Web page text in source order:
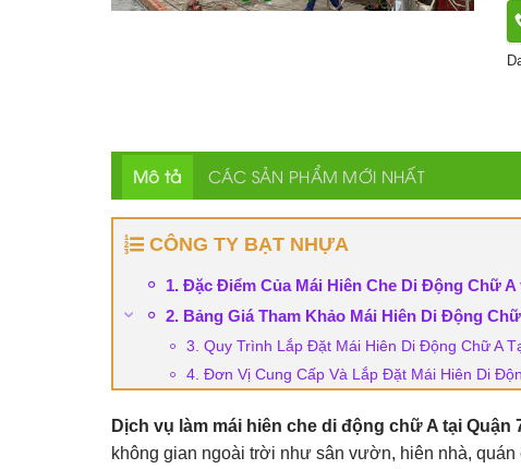
Mô tả CÁC SẢN PHẨM MỚI NHẤT
CÔNG TY BẠT NHỰA
1. Đặc Điểm Của Mái Hiên Che Di Động Chữ A
2. Bảng Giá Tham Khảo Mái Hiên Di Động
3. Quy Trình Lắp Đặt Mái Hiên Di Động Chữ A
4. Đơn Vị Cung Cấp Và Lắp Đặt Mái Hiên Di
Dịch vụ làm mái hiên che di động chữ A tại Quận
không gian ngoài trời như sân vườn, hiên nhà,